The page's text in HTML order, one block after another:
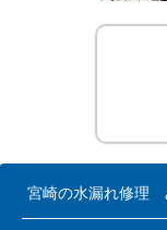
宮崎の水漏れ修理